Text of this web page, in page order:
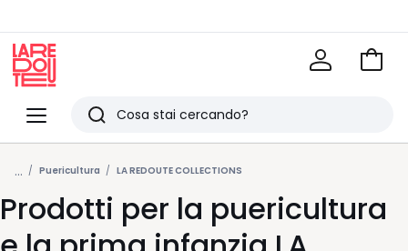
Menu
Redoute
Ricerca
Ultimi
articoli
visti
Vai
... Puericultura LA REDOUTE COLLECTIONS
Prodotti per la puericultura